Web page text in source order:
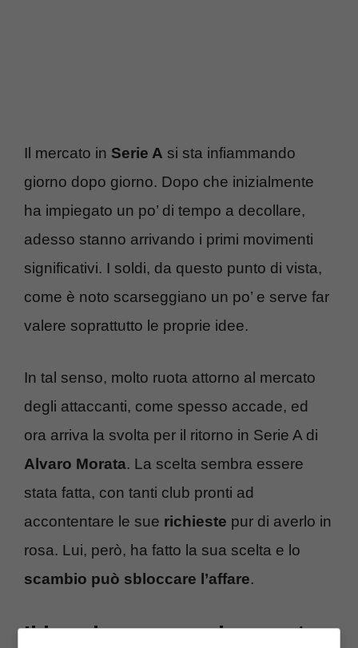
Il mercato in Serie A si sta infiammando
giorno dopo giorno. Dopo che inizialmente
ha impiegato un po’ di tempo a decollare,
adesso stanno arrivando i primi movimenti
significativi. I soldi, da questo punto di vista,
come è noto scarseggiano un po’ e serve far
valere soprattutto le proprie idee.
In tal senso, molto ruota attorno al mercato
degli attaccanti, come spesso accade, ed
ora arriva la svolta per il ritorno in Serie A di
Alvaro Morata. La scelta sembra essere
stata fatta, con tanti club pronti ad
accontentare le sue richieste pur di averlo in
rosa. Lui, però, ha fatto la sua scelta e lo
scambio può sbloccare l’affare.
Il bomber spagnolo pronto